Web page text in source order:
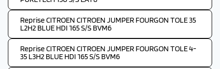
Reprise CITROEN CITROEN JUMPER FOURGON TOLE 35
L2H2 BLUE HDI 165 S/S BVM6
Reprise CITROEN CITROEN JUMPER FOURGON TOLE 4-
35 L3H2 BLUE HDI 165 S/S BVM6